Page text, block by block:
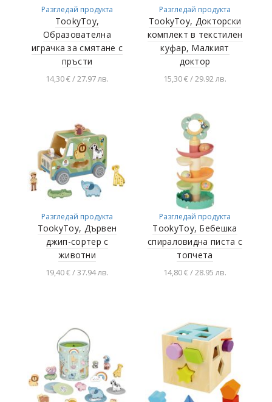
Разгледай продукта
TookyToy,
Образователна
играчка за смятане с
пръсти
14,30 € / 27.97 лв.
Разгледай продукта
TookyToy, Докторски
комплект в текстилен
куфар, Малкият
доктор
15,30 € / 29.92 лв.
Разгледай продукта
TookyToy, Дървен
джип-сортер с
животни
19,40 € / 37.94 лв.
Разгледай продукта
TookyToy, Бебешка
спираловидна писта с
топчета
14,80 € / 28.95 лв.